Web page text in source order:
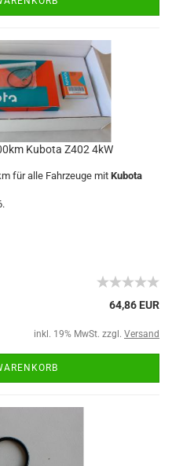
Kubota Z402 4kW
für alle Fahrzeuge mit Kubota
64,86 EUR
inkl. 19% MwSt. zzgl. Versand